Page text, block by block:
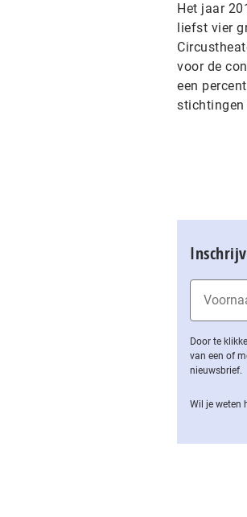
Het jaar
liefst vier
voor de
een
stichtingen
Door te
van een of
nieuwsbrief.
Wil je weten